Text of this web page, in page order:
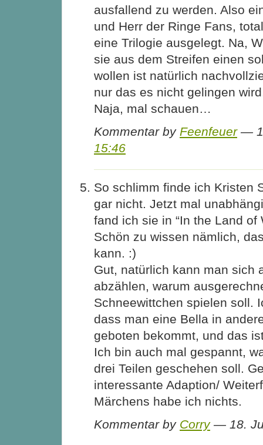
ausfallend zu werden. Also
und Herr der Ringe Fans,
eine Trilogie ausgelegt. Na,
sie aus dem Streifen einen
wollen ist natürlich
nur das es nicht gelingen
Naja, mal schauen…
Kommentar by Feenfeuer—
15:46
So schlimm finde ich Kristen
gar nicht. Jetzt mal
fand ich sie in “In the Land of
Schön zu wissen nämlich,
kann. :)
Gut, natürlich kann man sich
abzählen, warum
Schneewittchen spielen soll.
dass man eine Bella in
geboten bekommt, und das
Ich bin auch mal gespannt,
drei Teilen geschehen soll.
interessante Adaption/
Märchens habe ich nichts.
Kommentar by Corry— 18.